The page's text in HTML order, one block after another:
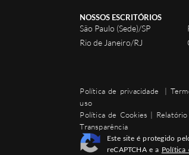
NOSSOS ESCRITÓRIOS
São Paulo (Sede)/SP
Rio de Janeiro/RJ
Política de privacidade |
uso
Política de Cookies |
Transparência
Este site é protegido
reCAPTCHA e a Política